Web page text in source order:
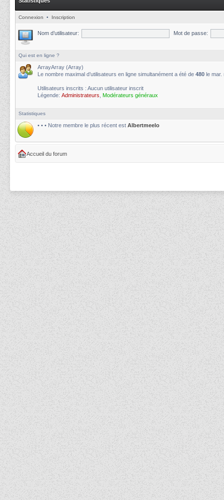
Connexion • Inscription
Nom d’utilisateur: Mot de passe:
Qui est en ligne ?
ArrayArray (Array)
Le nombre maximal d’utilisateurs en ligne simultanément a été de 480 le mar.
Utilisateurs inscrits : Aucun utilisateur inscrit
Légende: Administrateurs Modérateurs généraux
Statistiques
• • • Notre membre le plus récent est Albertmeelo
Accueil du forum